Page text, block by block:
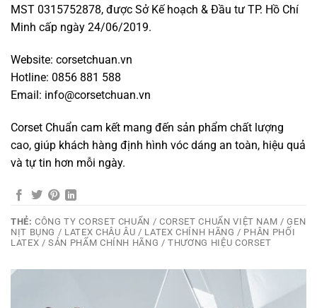
MST 0315752878, được Sở Kế hoạch & Đầu tư TP. Hồ Chí
Minh cấp ngày 24/06/2019.
Website: corsetchuan.vn
Hotline: 0856 881 588
Email: info@corsetchuan.vn
Corset Chuẩn cam kết mang đến sản phẩm chất lượng
cao, giúp khách hàng định hình vóc dáng an toàn, hiệu quả
và tự tin hơn mỗi ngày.
THẺ: CÔNG TY CORSET CHUẨN / CORSET CHUẨN VIỆT NAM / GEN
NỊT BỤNG / LATEX CHÂU ÂU / LATEX CHÍNH HÃNG / PHÂN PHỐI
LATEX / SẢN PHẨM CHÍNH HÃNG / THƯƠNG HIỆU CORSET